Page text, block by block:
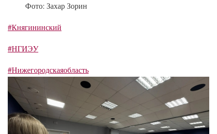
Фото: Захар Зорин
#Княгининский
#НГИЭУ
#Нижегородскаяобласть